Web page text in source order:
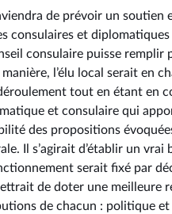
2019
2019
2019
2019
2019
2019
de prévoir un soutien
consulaires et
consulaire puisse
l’élu local serait en
tout en étant en
et consulaire qui
des propositions
Il s’agirait d’établir un
serait fixé par
de doter une meilleure
de chacun : politique